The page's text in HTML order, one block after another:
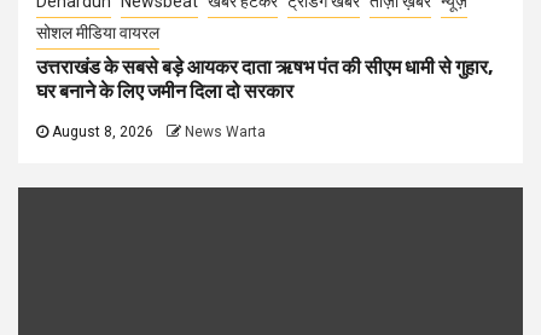
सोशल मीडिया वायरल
उत्तराखंड के सबसे बड़े आयकर दाता ऋषभ पंत की सीएम धामी से गुहार,
घर बनाने के लिए जमीन दिला दो सरकार
August 8, 2026 News Warta